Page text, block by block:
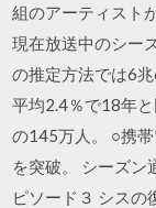
組のアーティスト
現在放送中のシー
の推定方法では6
平均2.4％で18年
の145万人。 ○携
を突破。 シーズン
ピソード３ シスの